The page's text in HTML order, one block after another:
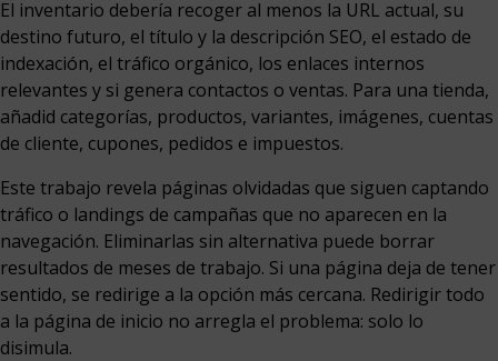
El inventario debería recoger al menos la URL actual, su
destino futuro, el título y la descripción SEO, el estado de
indexación, el tráfico orgánico, los enlaces internos
relevantes y si genera contactos o ventas. Para una tienda,
añadid categorías, productos, variantes, imágenes, cuentas
de cliente, cupones, pedidos e impuestos.
Este trabajo revela páginas olvidadas que siguen captando
tráfico o landings de campañas que no aparecen en la
navegación. Eliminarlas sin alternativa puede borrar
resultados de meses de trabajo. Si una página deja de tener
sentido, se redirige a la opción más cercana. Redirigir todo
a la página de inicio no arregla el problema: solo lo
disimula.